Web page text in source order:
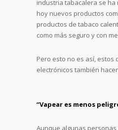
industria tabacalera se
hoy nuevos productos
productos de tabaco
como más seguro y con
Pero esto no es así, estos
electrónicos también
“Vapear es menos
Aunque algunas